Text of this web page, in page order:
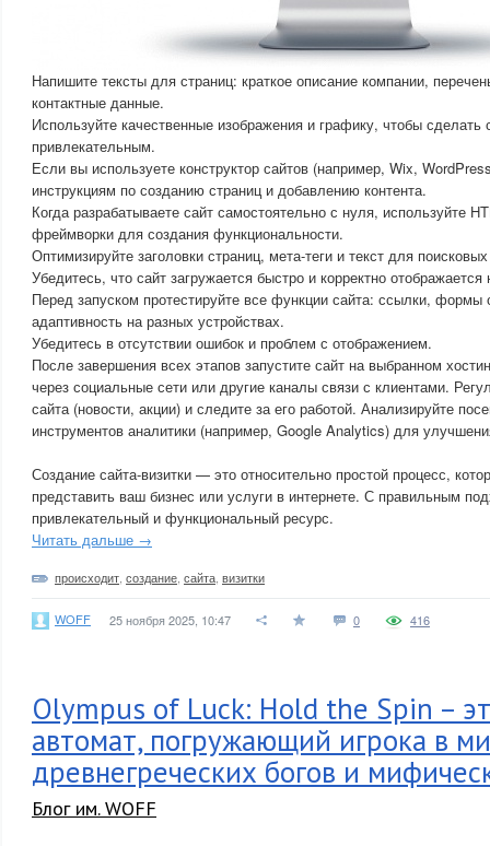
Напишите тексты для страниц: краткое описание компании,
контактные данные.
Используйте качественные изображения и графику, чтобы сделать
привлекательным.
Если вы используете конструктор сайтов (например, Wix,
инструкциям по созданию страниц и добавлению контента.
Когда разрабатываете сайт самостоятельно с нуля, используйте
фреймворки для создания функциональности.
Оптимизируйте заголовки страниц, мета-теги и текст для
Убедитесь, что сайт загружается быстро и корректно
Перед запуском протестируйте все функции сайта: ссылки, формы
адаптивность на разных устройствах.
Убедитесь в отсутствии ошибок и проблем с отображением.
После завершения всех этапов запустите сайт на выбранном
через социальные сети или другие каналы связи с клиентами.
сайта (новости, акции) и следите за его работой. Анализируйте
инструментов аналитики (например, Google Analytics) для
Создание сайта-визитки — это относительно простой процесс,
представить ваш бизнес или услуги в интернете. С правильным
привлекательный и функциональный ресурс.
Читать дальше →
происходит создание сайта визитки
WOFF 25 ноября 2025, 10:47 0 416
Olympus of Luck: Hold the Spin –
автомат, погружающий игрока в
древнегреческих богов и
Блог им. WOFF